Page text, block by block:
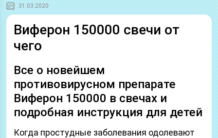
31.03.2020
Виферон 150000 свечи от
чего
Все о новейшем
противовирусном препарате
Виферон 150000 в свечах и
подробная инструкция для детей
Когда простудные заболевания одолевают